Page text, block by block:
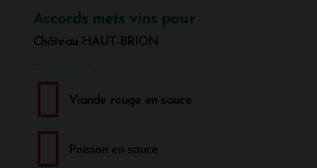
Accords mets vins pour
Château HAUT-BRION
Viande rouge en sauce
Poisson en sauce